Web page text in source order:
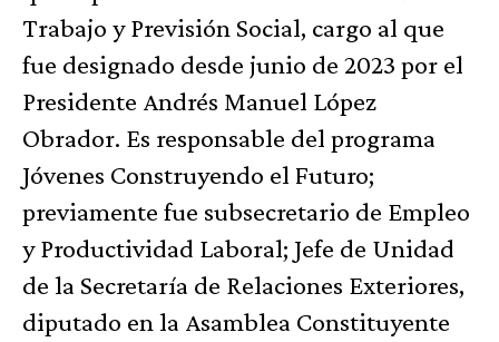
Trabajo y Previsión Social, cargo al que
fue designado desde junio de 2023 por el
Presidente Andrés Manuel López
Obrador. Es responsable del programa
Jóvenes Construyendo el Futuro;
previamente fue subsecretario de Empleo
y Productividad Laboral; Jefe de Unidad
de la Secretaría de Relaciones Exteriores,
diputado en la Asamblea Constituyente